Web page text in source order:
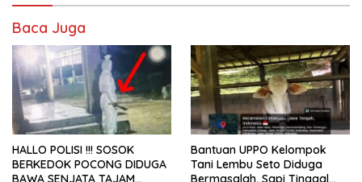
Baca Juga
HALLO POLISI !!! SOSOK
BERKEDOK POCONG DIDUGA
BAWA SENJATA TAJAM
Bantuan UPPO Kelompok
Tani Lembu Seto Diduga
Bermasalah, Sapi Tinggal